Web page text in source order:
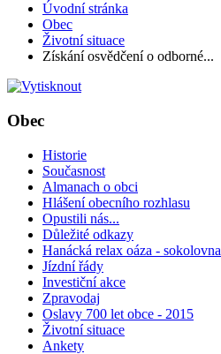
Úvodní stránka
Obec
Životní situace
Získání osvědčení o odborné...
Obec
Historie
Současnost
Almanach o obci
Hlášení obecního rozhlasu
Opustili nás...
Důležité odkazy
Hanácká relax oáza - sokolovna
Jízdní řády
Investiční akce
Zpravodaj
Oslavy 700 let obce - 2015
Životní situace
Ankety